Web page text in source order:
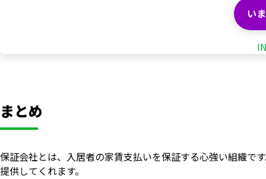
い
まとめ
保証会社とは、入居者の家賃支払いを保証する心強い組織で
提供してくれます。